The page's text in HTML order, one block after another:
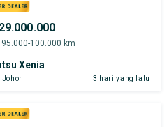
95.000-100.000 km
Xenia
Johor 3 hari yang lalu